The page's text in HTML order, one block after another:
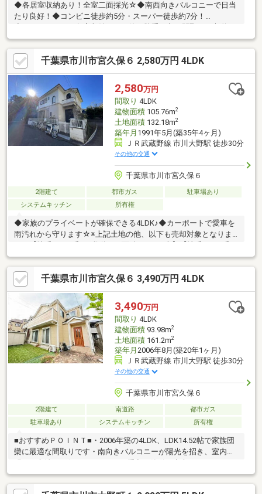
◆各居室収納あり！全室二面採光☆◆南西向きバルコニーで日当
たり良好！◆コンビニ徒歩約5分・スーパー徒歩約7分！
適合責任免責※太陽光発電・蓄電池搭載（3.7w）●2025年10月：外
壁一部塗装◇周辺環境◇・宮久保小学校/徒歩約9分（650ｍ）・
第三中学校/徒歩約12分（900ｍ）・ファミリーマート市川曽谷1
丁目店/徒歩約5分（400ｍ）・ベルクス市川宮久保店/徒歩約7分
（500ｍ）・くすりの福太郎宮久保4丁目店/徒歩約5分（350
ｍ）・ありのみ保育園/徒歩約5分（350ｍ）
千葉県市川市宮久保６ 2,580万円 4LDK
2,580万円
間取り 4LDK
建物面積105.76m2
土地面積132.18m2
築年月 1991年5月(築35年4ヶ月)
ＪＲ武蔵野線 市川大野駅 徒歩30分
その他の交通
千葉県市川市宮久保６
2階建て 都市ガス
駐車場あり
システムキッチン
所有権
◆家族のプライベートが確保できる4LDK♪◆カーポートで愛車を
雨汚れから守ります☆※上記土地の他、以下も売却対象となりま
す。【地番：892番1（私道） 面積：730平米】【地番：892番
22（防火水槽） 面積：29平米】【地番：892番23（ゴミ捨て
場） 面積：3.03平米】※それぞれ持分16分の1※契約不適合責任
免責※引渡し：2026年10月以降●周辺環境●・宮久保小学校／徒歩
約5分／約350ｍ・下貝塚中学校／徒歩約5分／約400ｍ・宮久保幼
稚園／徒歩約4分／約300ｍ・ありのみ保育園／徒歩約5分／約400
千葉県市川市宮久保６ 3,490万円 4LDK
3,490万円
間取り 4LDK
建物面積93.98m2
土地面積161.2m2
築年月 2006年8月(築20年1ヶ月)
ＪＲ武蔵野線 市川大野駅 徒歩30分
その他の交通
千葉県市川市宮久保６
2階建て 南道路
都市ガス
駐車場あり
システムキッチン 所有権
■おすすめＰＯＩＮＴ■・2006年築の4LDK、LDK14.52帖で家族団
欒に最適な間取りです・南向きバルコニーが陽光を招き、室内を
調理環境・追い炊き機能でいつでも温かいお風呂が楽しめる設備
が整っています・日常使いの買物に便利な商業施設が周辺に揃い